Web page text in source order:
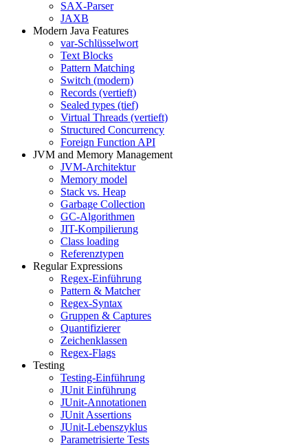
SAX-Parser
JAXB
Modern Java Features
var-Schlüsselwort
Text Blocks
Pattern Matching
Switch (modern)
Records (vertieft)
Sealed types (tief)
Virtual Threads (vertieft)
Structured Concurrency
Foreign Function API
JVM and Memory Management
JVM-Architektur
Memory model
Stack vs. Heap
Garbage Collection
GC-Algorithmen
JIT-Kompilierung
Class loading
Referenztypen
Regular Expressions
Regex-Einführung
Pattern & Matcher
Regex-Syntax
Gruppen & Captures
Quantifizierer
Zeichenklassen
Regex-Flags
Testing
Testing-Einführung
JUnit Einführung
JUnit-Annotationen
JUnit Assertions
JUnit-Lebenszyklus
Parametrisierte Tests